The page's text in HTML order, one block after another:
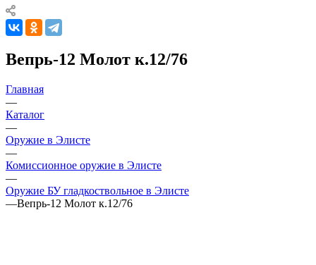
Вепрь-12 Молот к.12/76
Главная
—
Каталог
—
Оружие в Элисте
—
Комиссионное оружие в Элисте
—
Оружие БУ гладкоствольное в Элисте
—Вепрь-12 Молот к.12/76